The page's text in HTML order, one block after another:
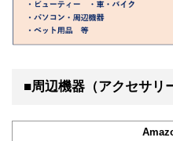
■周辺機器（アクセサリ